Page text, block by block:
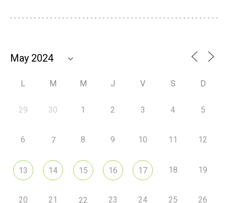
L M M J V S D
29 30 1 2 3 4 5
6 7 8 9 10 11 12
13 14 15 16 17 18 19
20 21 22 23 24 25 26